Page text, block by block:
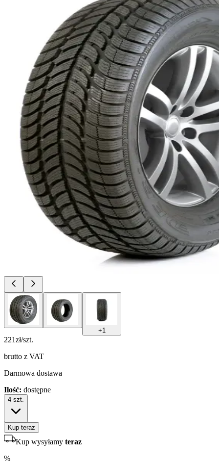
+1
221zł/szt.
brutto z VAT
Darmowa dostawa
Ilość: dostępne
4 szt.
Kup teraz
Kup wysyłamy teraz
%